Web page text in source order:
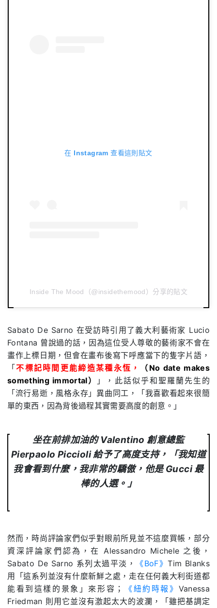
在 Instagram 查看這則貼文
Inside The Mood（@insidethemood）分享的貼文
Sabato De Sarno 在受訪時引用了義大利藝術家 Lucio
Fontana 曾說過的話，因為這位受人尊敬的藝術家不會在
畫作上標日期，但會在畫布後寫下呼應當下的隻字片語，
「不標記時間更能締造某種永恆，
（No date makes
something immortal）
」，此話似乎和聖羅蘭先生的
「流行易逝，風格永存」異曲同工，「我喜歡看起來很簡
單的東西，因為背後過程其實需要高度的創意。」
坐在前排加油的 Valentino 創意總監
Pierpaolo Piccioli 給予了高度支持，「我知道
我會看到什麼，我非常的驕傲，他是 Gucci 最
棒的人選。」
然而，時尚評論家們似乎對眼前所見並不這麼買帳，部分
資深評論家們認為，在 Alessandro Michele 之後，
Sabato De Sarno 系列太過平淡，
《BoF》Tim Blanks
用「這系列並沒有什麼新鮮之處，走在任何義大利街道都
能看到這樣的景象」來形容；
《紐約時報》 Vanessa
Friedman 則用它並沒有激起太大的波瀾，「雖把基調定